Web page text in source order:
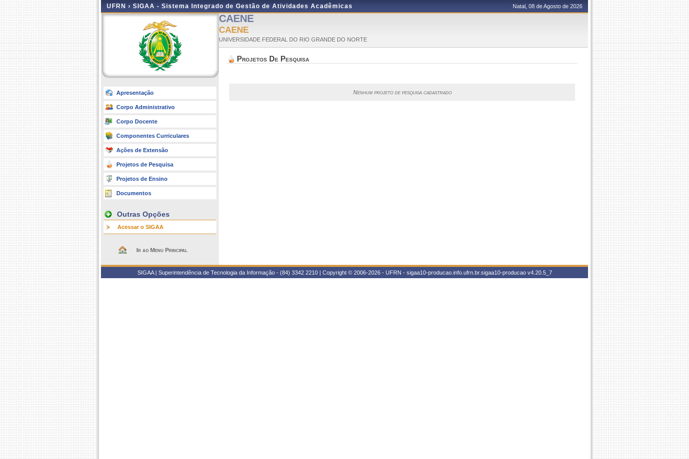
UFRN › SIGAA - Sistema Integrado de Gestão de Atividades Acadêmicas Natal, 08 de Agosto de 2026
Apresentação
Corpo Administrativo
Corpo Docente
Componentes Curriculares
Ações de Extensão
Projetos de Pesquisa
Projetos de Ensino
Documentos
Outras Opções
Acessar o SIGAA
Ir ao Menu Principal
CAENE
CAENE
UNIVERSIDADE FEDERAL DO RIO GRANDE DO NORTE
Projetos De Pesquisa
Nenhum projeto de pesquisa cadastrado
SIGAA | Superintendência de Tecnologia da Informação - (84) 3342 2210 | Copyright © 2006-2026 - UFRN - sigaa10-producao.info.ufrn.br.sigaa10-producao v4.20.5_7